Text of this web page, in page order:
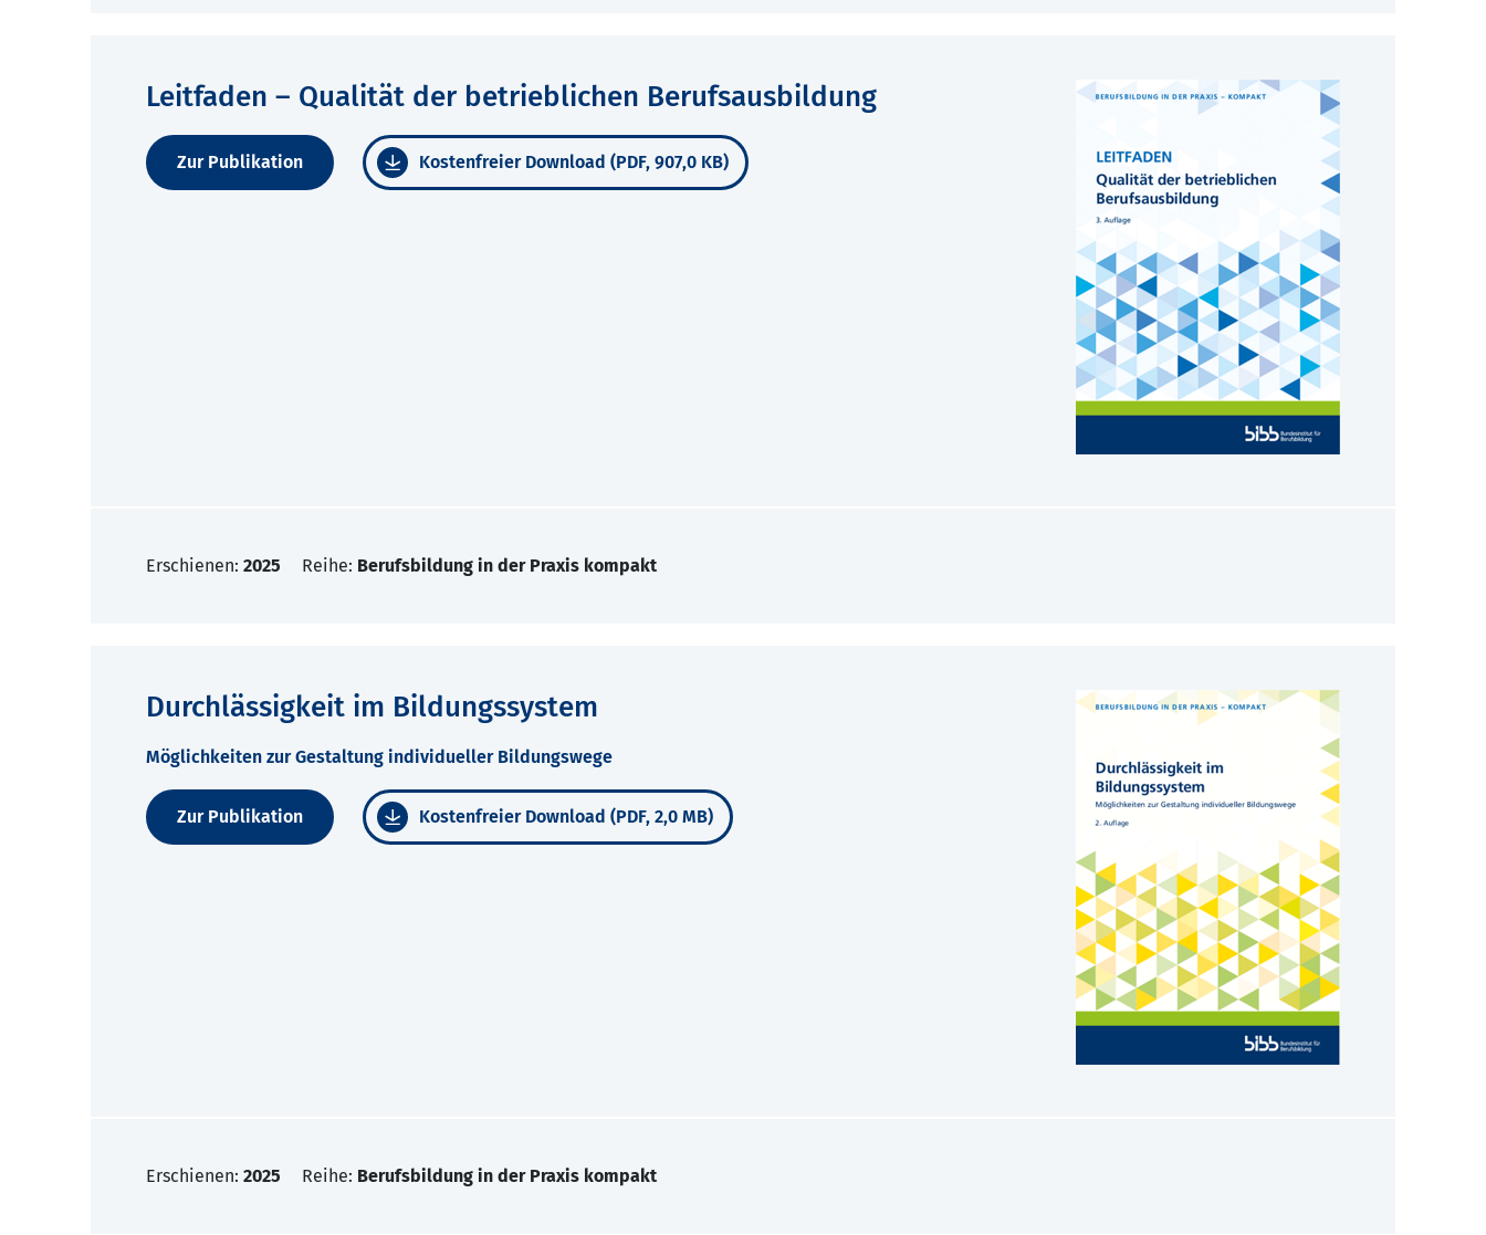
Leitfaden – Qualität der betrieblichen Berufsausbildung
Zur Publikation Kostenfreier Download (PDF, 907,0 KB)
Erschienen: 2025 Reihe: Berufsbildung in der Praxis kompakt
Durchlässigkeit im Bildungssystem
Möglichkeiten zur Gestaltung individueller Bildungswege
Zur Publikation Kostenfreier Download (PDF, 2,0 MB)
Erschienen: 2025 Reihe: Berufsbildung in der Praxis kompakt